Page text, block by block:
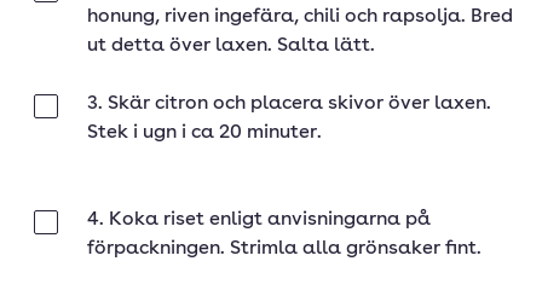
honung, riven ingefära, chili och rapsolja. Bred
ut detta över laxen. Salta lätt.
3. Skär citron och placera skivor över laxen.
Stek i ugn i ca 20 minuter.
4. Koka riset enligt anvisningarna på
förpackningen. Strimla alla grönsaker fint.